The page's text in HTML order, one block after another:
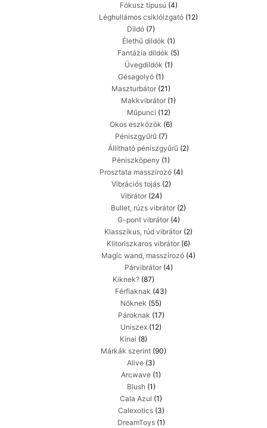
Fókusz típusú (4)
Léghullámos csiklóizgató (12)
Dildó (7)
Élethű dildók (1)
Fantázia dildók (5)
Üvegdildók (1)
Gésagolyó (1)
Maszturbátor (21)
Makkvibrátor (1)
Műpunci (12)
Okos eszközök (6)
Péniszgyűrű (7)
Állítható péniszgyűrű (2)
Péniszköpeny (1)
Prosztata masszírozó(4)
Vibrációs tojás(2)
Vibrátor(24)
Bullet, rúzs vibrátor (2)
G-pont vibrátor(4)
Klasszikus, rúd vibrátor (2)
Klitoriszkaros vibrátor (6)
Magic wand, masszírozó (4)
Párvibrátor(4)
Kiknek? (87)
Férfiaknak (43)
Nőknek (55)
Pároknak (17)
Uniszex (12)
Kínai (8)
Márkák szerint (90)
Alive (3)
Arcwave (1)
Blush(1)
Cala Azul (1)
Calexotics(3)
DreamToys(1)